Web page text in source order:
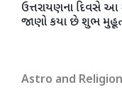
ઉત્તરાયણના દિવસે આ
જાણો કયા છે શુભ
Astro and Religion